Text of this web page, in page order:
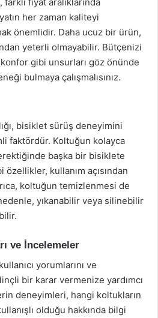
her zaman kaliteyi
önemlidir. Daha ucuz bir ürün,
yeterli olmayabilir. Bütçenizi
gibi unsurları göz önünde
bulmaya çalışmalısınız.
bisiklet sürüş deneyimini
faktördür. Koltuğun kolayca
başka bir bisiklete
kullanım açısından
koltuğun temizlenmesi de
yıkanabilir veya silinebilir
ve İncelemeler
yorumlarını ve
bir karar vermenize yardımcı
deneyimleri, hangi koltukların
olduğu hakkında bilgi